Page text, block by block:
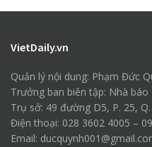
VietDaily.vn
Quản lý nội dung: Phạm Đức
Trưởng ban biên tập: Nhà báo
Trụ sở: 49 đường D5, P. 25,
Điện thoại: 028 3602 4005 –
Email: